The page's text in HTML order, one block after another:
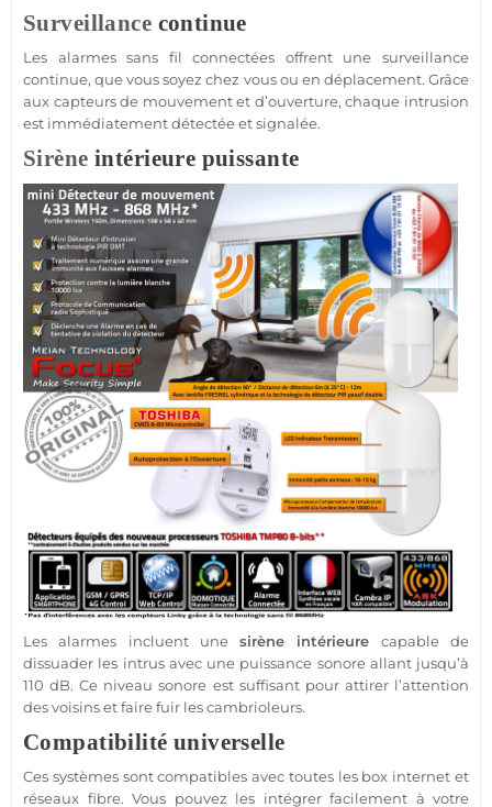
Surveillance continue
Les alarmes sans fil connectées offrent une surveillance
continue, que vous soyez chez vous ou en déplacement. Grâce
aux capteurs de mouvement et d’ouverture, chaque intrusion
est immédiatement détectée et signalée.
Sirène intérieure puissante
Les alarmes incluent unesirène intérieure capable de
dissuader les intrus avec une puissance sonore allant jusqu’à
110 dB. Ce niveau sonore est suffisant pour attirer l’attention
des voisins et faire fuir les cambrioleurs.
Compatibilité universelle
Ces systèmes sontcompatibles avec toutes les box internet et
réseaux fibre. Vous pouvez les intégrer facilement à votre